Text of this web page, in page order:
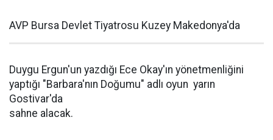
AVP Bursa Devlet Tiyatrosu Kuzey Makedonya'da
Duygu Ergun'un yazdığı Ece Okay'ın yönetmenliğini
yaptığı "Barbara'nın Doğumu" adlı oyun yarın
Gostivar'da
sahne alacak.